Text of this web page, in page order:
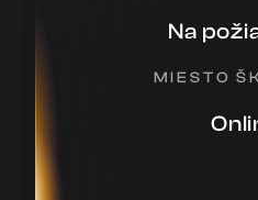
Na
MIESTO